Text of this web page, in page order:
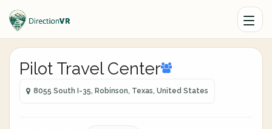
Pilot Travel Center
8055 South I-35, Robinson, Texas, United States